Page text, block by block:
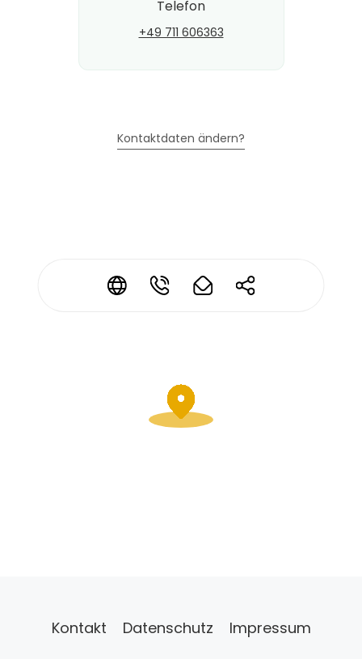
* * * *
Telefon
+49 711 606363
Kontaktdaten ändern?
Kontakt Datenschutz Impressum